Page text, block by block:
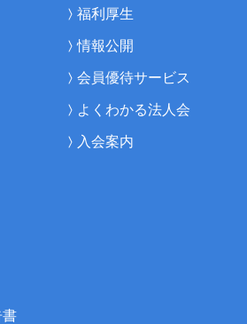
福利厚生
情報公開
会員優待サービス
よくわかる法人会
入会案内
書